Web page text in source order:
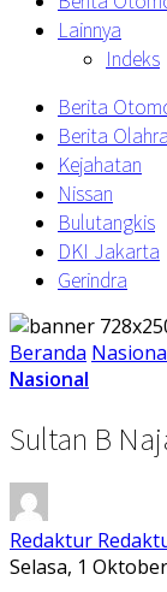
Lainnya
Indeks
Berita
Berita
Kejahatan
Nissan
Bulutangkis
DKI Jakarta
Gerindra
Beranda
Nasional
Sultan B
Redaktur
Selasa, 1